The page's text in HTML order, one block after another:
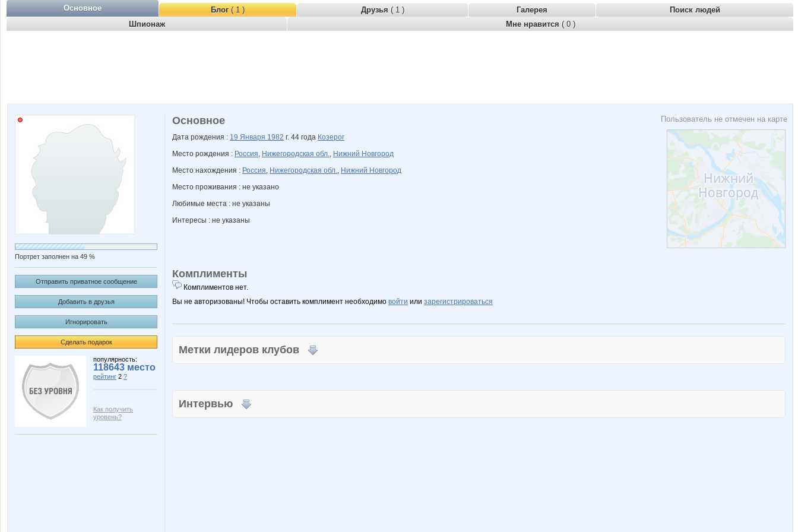
Основное Блог( 1 ) Друзья ( 1 ) Галерея
Поиск людей
Шпионаж
Мне нравится ( 0 )
Портрет заполнен на 49 %
Отправить приватное сообщение
Добавить в друзья
Игнорировать
Сделать подарок
популярность:
118643 место
рейтинг 2 ?
Как получить
уровень?
Пользователь не отмечен на карте
Основное
Дата рождения : 19 Января 1982 г. 44 года Козерог
Место рождения : Россия, Нижегородская обл., Нижний Новгород
Место нахождения : Россия, Нижегородская обл., Нижний Новгород
Место проживания : не указано
Любимые места : не указаны
Интересы : не указаны
Комплименты
Комплиментов нет.
Вы не авторизованы! Чтобы оставить комплимент необходимо войти или зарегистрироваться
Метки лидеров клубов
Интервью